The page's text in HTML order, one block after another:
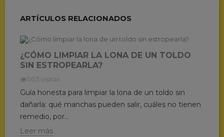
ARTÍCULOS RELACIONADOS
¿CÓMO LIMPIAR LA LONA DE UN TOLDO
SIN ESTROPEARLA?
1103 visitas
Guía honesta para limpiar la lona de un toldo sin
dañarla: qué manchas pueden salir, cuáles no tienen
remedio, por...
Leer más